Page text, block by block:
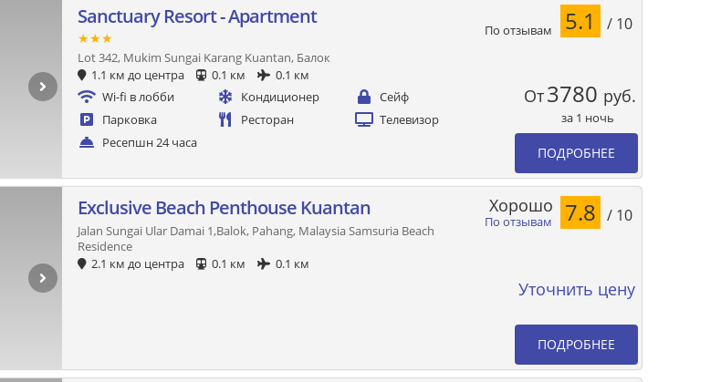
Sanctuary Resort - Apartment
★★★
Lot 342, Mukim Sungai Karang Kuantan, Балок
1.1 км до центра
0.1 км
0.1 км
Wi-fi в лобби
Кондиционер
Сейф
Парковка
Ресторан
Телевизор
Ресепшн 24 часа
По отзывам 5.1 / 10
От3780 руб.
за 1 ночь
ПОДРОБНЕЕ
Exclusive Beach Penthouse Kuantan
Jalan Sungai Ular Damai 1,Balok, Pahang, Malaysia Samsuria Beach
Residence
2.1 км до центра
0.1 км 0.1 км
По отзывам
Хорошо 7.8 / 10
Уточнить цену
ПОДРОБНЕЕ